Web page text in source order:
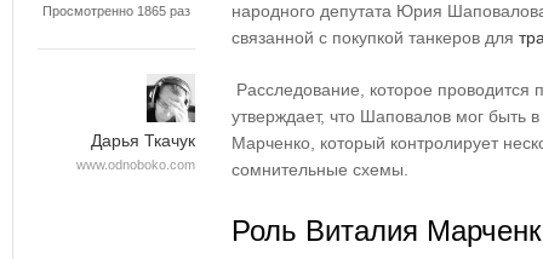
Просмотренно 1865 раз
Дарья Ткачук
www.odnoboko.com
народного депутата Юрия
связанной с покупкой танкеров для
Расследование, которое
утверждает, что Шаповалов мог быть
Марченко, который контролирует
сомнительные схемы.
Роль Виталия